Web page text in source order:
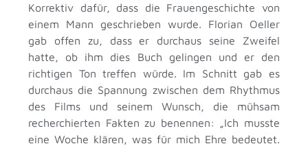
Korrektiv dafür, dass die Frauengeschichte von
einem Mann geschrieben wurde. Florian Oeller
gab offen zu, dass er durchaus seine Zweifel
hatte, ob ihm dies Buch gelingen und er den
richtigen Ton treffen würde. Im Schnitt gab es
durchaus die Spannung zwischen dem Rhythmus
des Films und seinem Wunsch, die mühsam
recherchierten Fakten zu benennen: „Ich musste
eine Woche klären, was für mich Ehre bedeutet.